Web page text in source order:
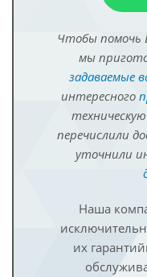
Чтобы помочь
мы
задаваемые
интересного
перечислили
уточнили
Наша
их